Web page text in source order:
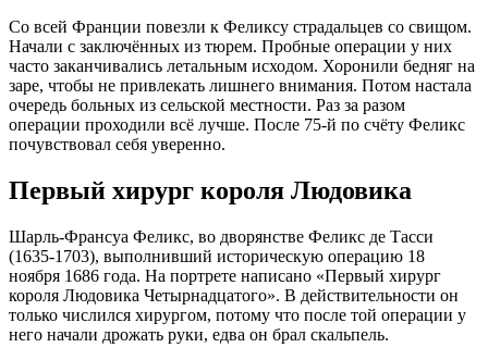
Со всей Франции повезли к Феликсу страдальцев со свищом.
Начали с заключённых из тюрем. Пробные операции у них
часто заканчивались летальным исходом. Хоронили бедняг на
заре, чтобы не привлекать лишнего внимания. Потом настала
очередь больных из сельской местности. Раз за разом
операции проходили всё лучше. После 75-й по счёту Феликс
почувствовал себя уверенно.
Первый хирург короля Людовика
Шарль-Франсуа Феликс, во дворянстве Феликс де Тасси
(1635-1703), выполнивший историческую операцию 18
ноября 1686 года. На портрете написано «Первый хирург
короля Людовика Четырнадцатого». В действительности он
только числился хирургом, потому что после той операции у
него начали дрожать руки, едва он брал скальпель.